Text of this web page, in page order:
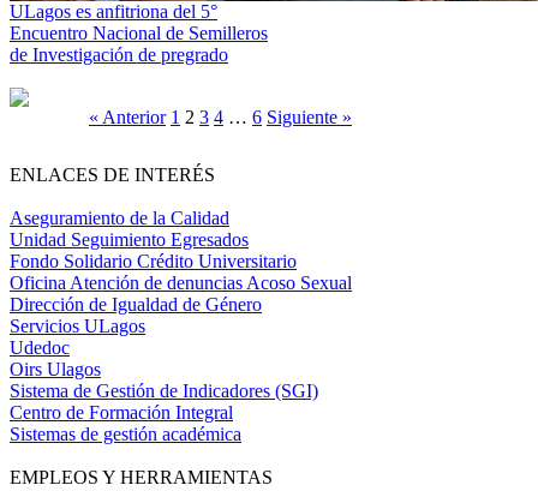
ULagos es anfitriona del 5°
Encuentro Nacional de Semilleros
de Investigación de pregrado
« Anterior 1 2 3 4 … 6 Siguiente »
ENLACES DE INTERÉS
Aseguramiento de la Calidad
Unidad Seguimiento Egresados
Fondo Solidario Crédito Universitario
Oficina Atención de denuncias Acoso Sexual
Dirección de Igualdad de Género
Servicios ULagos
Udedoc
Oirs Ulagos
Sistema de Gestión de Indicadores (SGI)
Centro de Formación Integral
Sistemas de gestión académica
EMPLEOS Y HERRAMIENTAS